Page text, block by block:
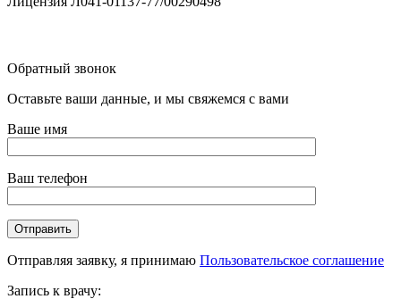
Обратный звонок
Оставьте ваши данные, и мы свяжемся с вами
Ваше имя
Ваш телефон
Отправляя заявку, я принимаю Пользовательское соглашение
Запись к врачу: